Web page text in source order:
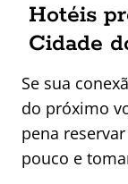
Hotéis
Cidade
Se sua
do próximo
pena
pouco e